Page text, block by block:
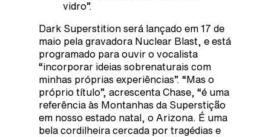
vidro”.
Dark Superstition será lançado em 17 de
maio pela gravadora Nuclear Blast, e está
programado para ouvir o vocalista
“incorporar ideias sobrenaturais com
minhas próprias experiências”. “Mas o
próprio título”, acrescenta Chase, “é uma
referência às Montanhas da Superstição
em nosso estado natal, o Arizona. É uma
bela cordilheira cercada por tragédias e